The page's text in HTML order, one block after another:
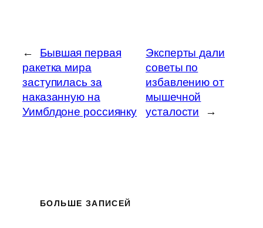
←
Бывшая первая
ракетка мира
заступилась за
наказанную на
Уимблдоне россиянку
Эксперты дали
советы по
избавлению от
мышечной
усталости
→
БОЛЬШЕ ЗАПИСЕЙ